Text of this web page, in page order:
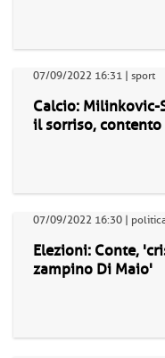
07/09/2022 16:31 | sport
Calcio: Milinkovic-
il sorriso, contento
07/09/2022 16:30 |
Elezioni: Conte,
zampino Di Maio'